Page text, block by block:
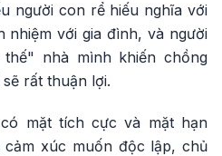
người con rể hiếu nghĩa với
nhiệm với gia đình, và người
nhà mình khiến chồng
rất thuận lợi.
mặt tích cực và mặt hạn
cảm xúc muốn độc lập, chủ